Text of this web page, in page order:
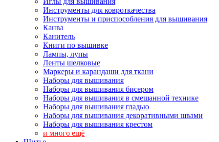
Инструменты для ковроткачества
Инструменты и приспособления для вышивания
Канва
Канитель
Книги по вышивке
Лампы, лупы
Ленты шелковые
Маркеры и карандаши для ткани
Наборы для вышивания
Наборы для вышивания бисером
Наборы для вышивания в смешанной технике
Наборы для вышивания гладью
Наборы для вышивания декоративными швами
Наборы для вышивания крестом
и много ещё